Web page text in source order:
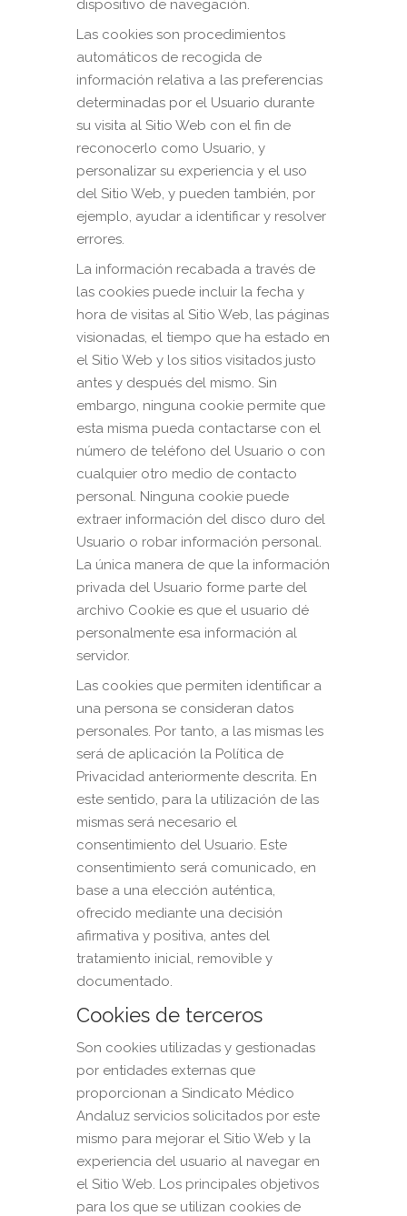
dispositivo de navegación.
Las cookies son procedimientos
automáticos de recogida de
información relativa a las preferencias
determinadas por el Usuario durante
su visita al Sitio Web con el fin de
reconocerlo como Usuario, y
personalizar su experiencia y el uso
del Sitio Web, y pueden también, por
ejemplo, ayudar a identificar y resolver
errores.
La información recabada a través de
las cookies puede incluir la fecha y
hora de visitas al Sitio Web, las páginas
visionadas, el tiempo que ha estado en
el Sitio Web y los sitios visitados justo
antes y después del mismo. Sin
embargo, ninguna cookie permite que
esta misma pueda contactarse con el
número de teléfono del Usuario o con
cualquier otro medio de contacto
personal. Ninguna cookie puede
extraer información del disco duro del
Usuario o robar información personal.
La única manera de que la información
privada del Usuario forme parte del
archivo Cookie es que el usuario dé
personalmente esa información al
servidor.
Las cookies que permiten identificar a
una persona se consideran datos
personales. Por tanto, a las mismas les
será de aplicación la Política de
Privacidad anteriormente descrita. En
este sentido, para la utilización de las
mismas será necesario el
consentimiento del Usuario. Este
consentimiento será comunicado, en
base a una elección auténtica,
ofrecido mediante una decisión
afirmativa y positiva, antes del
tratamiento inicial, removible y
documentado.
Cookies de terceros
Son cookies utilizadas y gestionadas
por entidades externas que
proporcionan a Sindicato Médico
Andaluz servicios solicitados por este
mismo para mejorar el Sitio Web y la
experiencia del usuario al navegar en
el Sitio Web. Los principales objetivos
para los que se utilizan cookies de